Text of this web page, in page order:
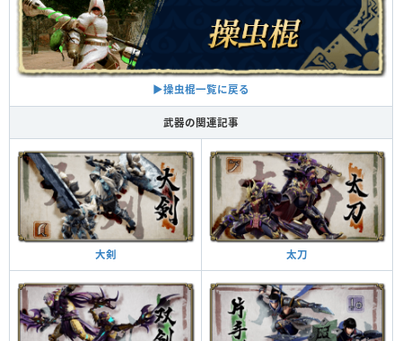
▶︎操虫棍一覧に戻る
武器の関連記事
大剣 太刀